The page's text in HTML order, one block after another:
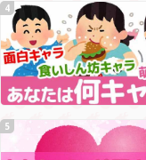
4
5